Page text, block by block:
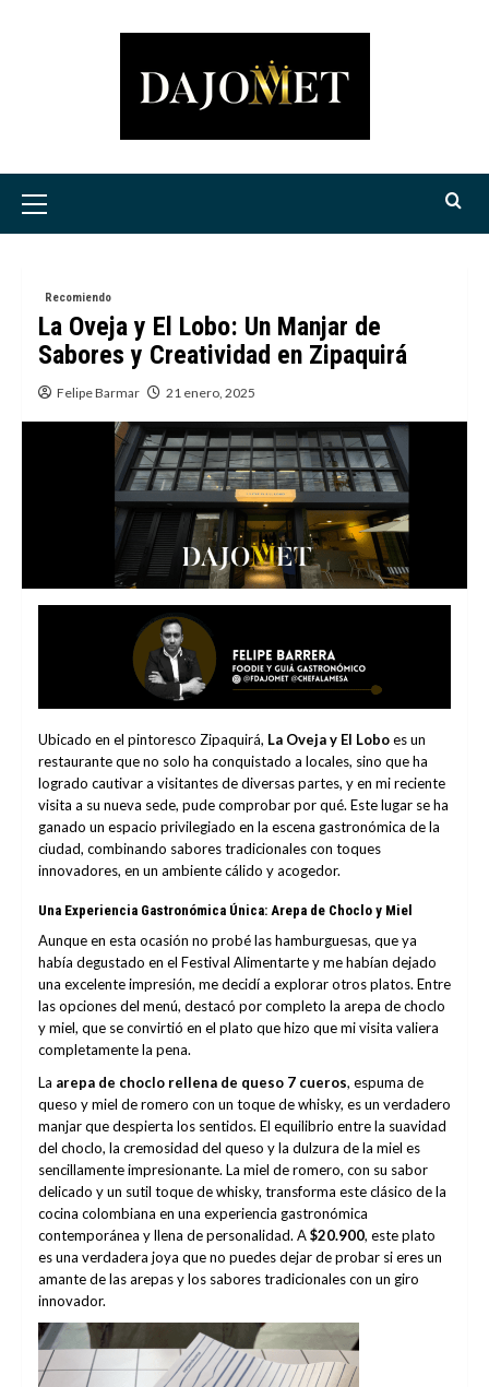
Menú
Recomiendo
La Oveja y El Lobo: Un Manjar de
Sabores y Creatividad en Zipaquirá
Felipe Barmar 21 enero, 2025
Ubicado en el pintoresco Zipaquirá, La Oveja y El Loboes un
restaurante que no solo ha conquistado a locales, sino que ha
logrado cautivar a visitantes de diversas partes, y en mi reciente
visita a su nueva sede, pude comprobar por qué. Este lugar se ha
ganado un espacio privilegiado en la escena gastronómica de la
ciudad, combinando sabores tradicionales con toques
innovadores, en un ambiente cálido y acogedor.
Una Experiencia Gastronómica Única: Arepa de Choclo y Miel
Aunque en esta ocasión no probé las hamburguesas, que ya
había degustado en el Festival Alimentarte y me habían dejado
una excelente impresión, me decidí a explorar otros platos. Entre
las opciones del menú, destacó por completo la arepa de choclo
y miel, que se convirtió en el plato que hizo que mi visita valiera
completamente la pena.
La arepa de choclo rellena de queso 7 cueros, espuma de
queso y miel de romero con un toque de whisky, es un verdadero
manjar que despierta los sentidos. El equilibrio entre la suavidad
del choclo, la cremosidad del queso y la dulzura de la miel es
sencillamente impresionante. La miel de romero, con su sabor
delicado y un sutil toque de whisky, transforma este clásico de la
cocina colombiana en una experiencia gastronómica
contemporánea y llena de personalidad. A$20.900, este plato
es una verdadera joya que no puedes dejar de probar si eres un
amante de las arepas y los sabores tradicionales con un giro
innovador.